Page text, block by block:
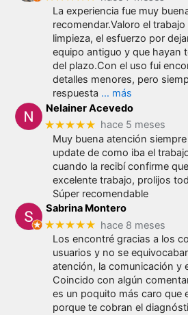
La experiencia fue muy
recomendar.Valoro el trabajo
limpieza, el esfuerzo por
equipo antiguo y que hayan
del plazo.Con el uso fui
detalles menores, pero
respuesta … más
Nelainer Acevedo
★★★★★ hace 5 meses
Muy buena atención
update de como iba el
cuando la recibí confirme
excelente trabajo, prolijos
Súper recomendable
Sabrina Montero
★★★★★ hace 8 meses
Los encontré gracias a los
usuarios y no se
atención, la comunicación y
Coincido con algún
es un poquito más caro que
porque te cobran el